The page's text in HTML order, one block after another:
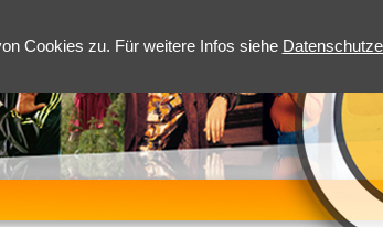
Cookies zu. Für weitere Infos siehe